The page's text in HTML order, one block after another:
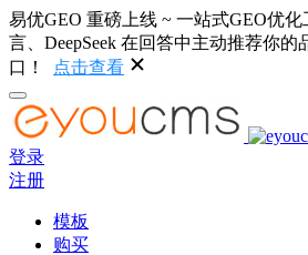
易优GEO 重磅上线 ~ 一站式GEO优
言、DeepSeek 在回答中主动推荐你的
口！
点击查看
登录
注册
模板
购买